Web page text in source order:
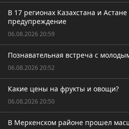
В 17 регионах Казахстана и
предупреждение
06.08.2026 20:59
Познавательная встреча с
06.08.2026 20:52
Какие цены на фрукты и овощи?
06.08.2026 20:50
В Меркенском районе прошел